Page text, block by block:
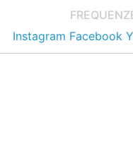
Instagram Facebook